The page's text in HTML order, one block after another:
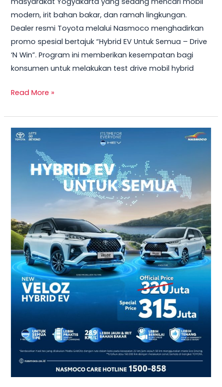
modern, irit bahan bakar, dan ramah lingkungan.
Dealer resmi Toyota melalui Nasmoco menghadirkan
promo spesial bertajuk “Hybrid EV Untuk Semua – Drive
‘N Win”. Program ini memberikan kesempatan bagi
konsumen untuk melakukan test drive mobil hybrid
Test
Drive
Sekarang
&
Bawa
Pulang
TV
GRATIS!
Read More »
Toyota
Promo
Terbaru
di
Yogyakarta